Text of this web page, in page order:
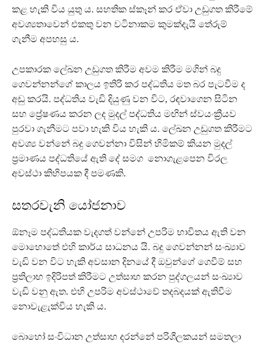
කළ හැකි විය යුතු ය. සහතික ස්කෑන් කර ඒවා උඩුගත කිරීමේ
අවශ්‍යතාවෙන් එකතු වන වටිනාකම කුමක්දැයි තේරුම්
ගැනීම අපහසු ය.
උපකාරක ලේඛන උඩුගත කිරීම අවම කිරීම මගින් බදු
ගෙවන්නන්ගේ කාලය ඉතිරි කර පද්ධතිය මත බර පැටවීම ද
අඩු කරයි. පද්ධතිය වැඩි දියුණු වන විට, රඳවාගෙන සිටින
සහ ප්‍රේෂණය කරන ලද මුදල් පද්ධතිය මඟින් ස්වයංක්‍රීයව
පුරවා ගැනීමට පවා හැකි විය හැකි ය. ලේඛන උඩුගත කිරීමට
අවශ්‍ය වන්නේ බදු ගෙවන්නා විසින් හිමිකම් කියන මුදල්
ප්‍රමාණය පද්ධතියේ ඇති දේ සමග නොගැළපෙන විරල
අවස්ථා කිහිපයක දී පමණකි.
සතරවැනි යෝජනාව
ඕනෑම පද්ධතියක වැදගත් වන්නේ උපරිම භාවිතය ඇති වන
මොහොතේ එහි කාර්ය සාධනය යි. බදු ගෙවන්නන් සංඛ්‍යාව
වැඩි වන විට හැකි අවසාන දිනයේ දී ඔවුන්ගේ ගෙවීම් සහ
ප්‍රතිලාභ ඉදිරිපත් කිරීමට උත්සාහ කරන පුද්ගලයන් සංඛ්‍යාව
වැඩි වනු ඇත. එහි උපරිම අවස්ථාවේ තදබදයක් ඇතිවීම
නොවැළැක්විය හැකි ය.
බොහෝ සංවිධාන උත්සාහ දරන්නේ පරිශීලකයන් සමතලා